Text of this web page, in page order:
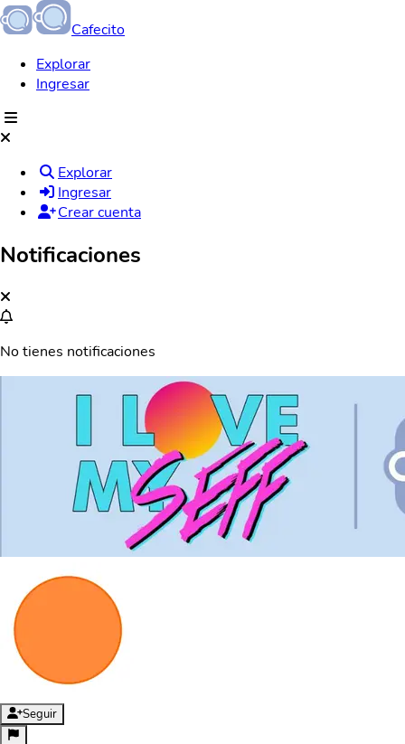
Cafecito
Explorar
Ingresar
Explorar
Ingresar
Crear cuenta
Notificaciones
No tienes notificaciones
Seguir